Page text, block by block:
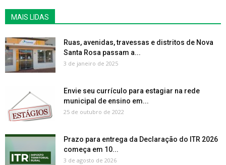
MAIS LIDAS
Ruas, avenidas, travessas e distritos de Nova
Santa Rosa passam a...
3 de janeiro de 2025
Envie seu currículo para estagiar na rede
municipal de ensino em...
25 de outubro de 2022
Prazo para entrega da Declaração do ITR 2026
começa em 10...
3 de agosto de 2026